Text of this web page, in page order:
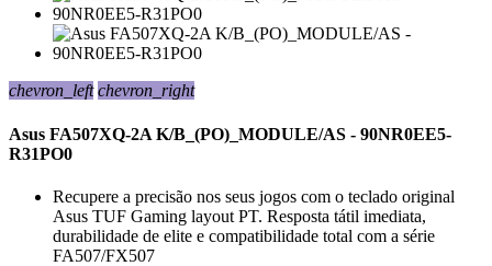
chevron_left chevron_right
Asus FA507XQ-2A K/B_(PO)_MODULE/AS - 90NR0EE5-
R31PO0
Recupere a precisão nos seus jogos com o teclado original
Asus TUF Gaming layout PT. Resposta tátil imediata,
durabilidade de elite e compatibilidade total com a série
FA507/FX507